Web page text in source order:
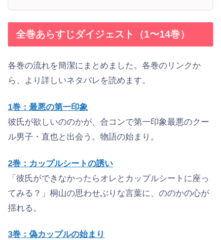
全巻あらすじダイジェスト（1〜14巻）
各巻の流れを簡潔にまとめました。各巻のリンクか
ら、より詳しいネタバレを読めます。
1巻：最悪の第一印象
彼氏が欲しいののかが、合コンで第一印象最悪のクー
ル男子・直也と出会う。物語の始まり。
2巻：カップルシートの誘い
「彼氏ができなかったらオレとカップルシートに座っ
てみる？」桐山の思わせぶりな言葉に、ののかの心が
揺れる。
3巻：偽カップルの始まり